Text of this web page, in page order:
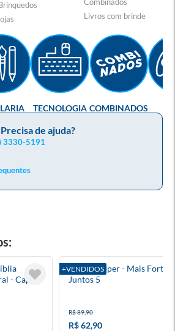
Livros com brinde
Precisa de ajuda?
3330-5191
TECNOLOGIA COMBINADOS
- Capa
+VENDIDOS
Heartstopper - Mais Fortes
Juntos 5
R$ 89,90
R$ 62,90